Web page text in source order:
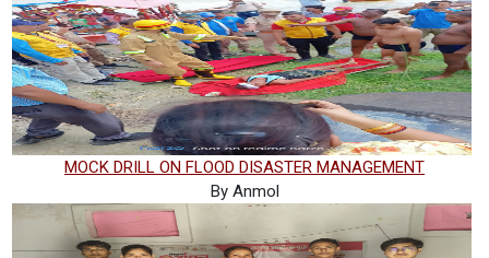
MOCK DRILL ON FLOOD DISASTER MANAGEMENT
By Anmol